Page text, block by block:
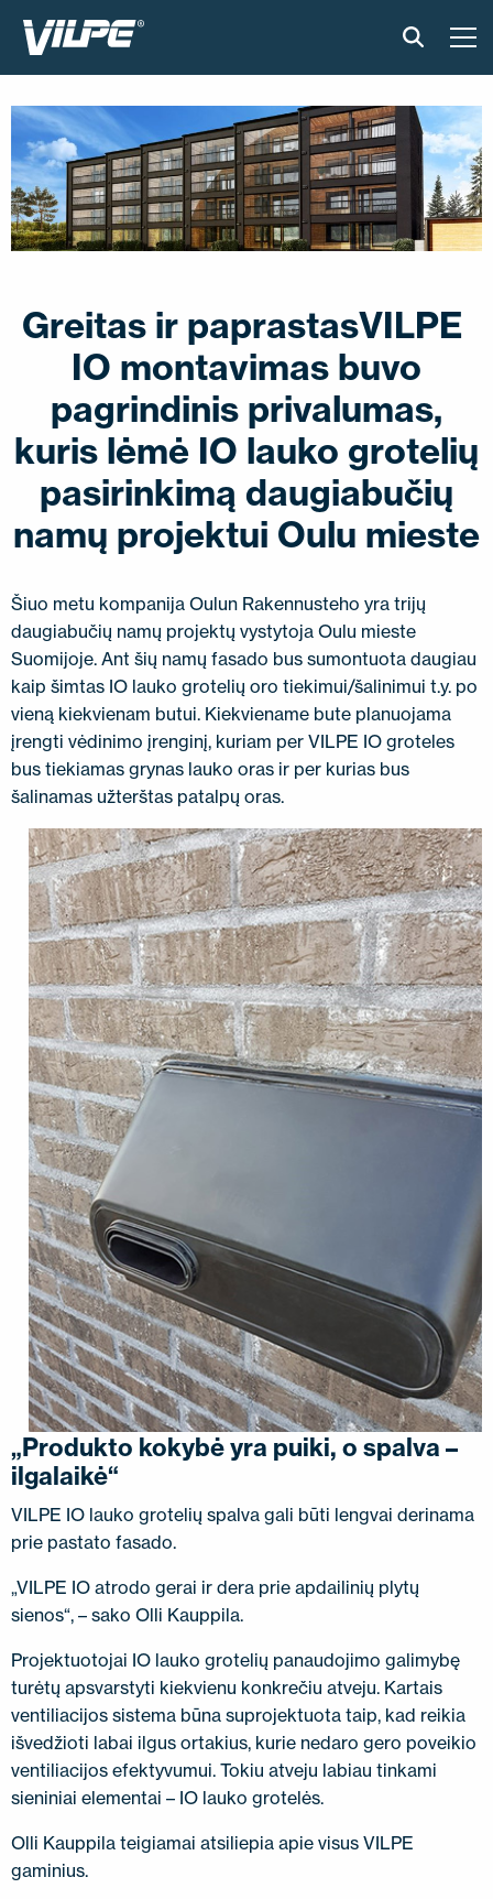
IŠMANUS STOGAS
SPRENDIMAI
MONTAVIMAS IR BROŠIŪROS
APIE ĮMONĘ
SUSISIEKITE SU MUMIS
EN FI USA PL SV SV-FI LT LV ET UK RU
Greitas ir paprastasVILPE ​​
IO montavimas buvo
pagrindinis privalumas,
kuris lėmė IO lauko grotelių
pasirinkimą daugiabučių
namų projektui Oulu mieste
Šiuo metu kompanija Oulun Rakennusteho yra trijų
daugiabučių namų projektų vystytoja Oulu mieste
Suomijoje. Ant šių namų fasado bus sumontuota daugiau
kaip šimtas IO lauko grotelių oro tiekimui/šalinimui t.y. po
vieną kiekvienam butui. Kiekviename bute planuojama
įrengti vėdinimo įrenginį, kuriam per VILPE ​​IO groteles
bus tiekiamas grynas lauko oras ir per kurias bus
šalinamas užterštas patalpų oras.
„Produkto kokybė yra puiki, o spalva –
ilgalaikė“
VILPE ​​IO lauko grotelių spalva gali būti lengvai derinama
prie pastato fasado.
„VILPE ​​IO atrodo gerai ir dera prie apdailinių plytų
sienos“, – sako Olli Kauppila.
Projektuotojai IO lauko grotelių panaudojimo galimybę
turėtų apsvarstyti kiekvienu konkrečiu atveju. Kartais
ventiliacijos sistema būna suprojektuota taip, kad reikia
išvedžioti labai ilgus ortakius, kurie nedaro gero poveikio
ventiliacijos efektyvumui. Tokiu atveju labiau tinkami
sieniniai elementai – IO lauko grotelės.
Olli Kauppila teigiamai atsiliepia apie visus VILPE ​​
gaminius.